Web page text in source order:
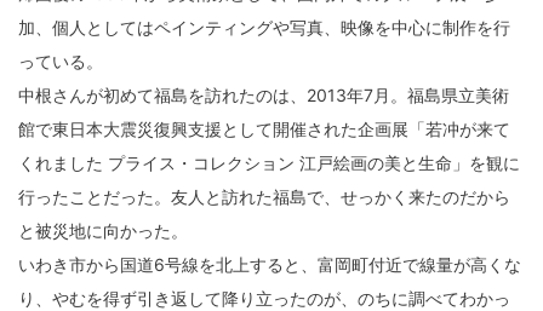
加、個人としてはペインティングや写真、映像を中心に制作を行
っている。
中根さんが初めて福島を訪れたのは、2013年7月。福島県立美術
館で東日本大震災復興支援として開催された企画展「若冲が来て
くれました プライス・コレクション 江戸絵画の美と生命」を観に
行ったことだった。友人と訪れた福島で、せっかく来たのだから
と被災地に向かった。
いわき市から国道6号線を北上すると、富岡町付近で線量が高くな
り、やむを得ず引き返して降り立ったのが、のちに調べてわかっ